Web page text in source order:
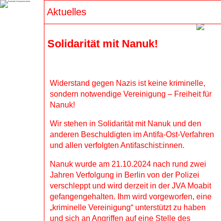
Aktuelles
Aufruf des Bund der Kommunist:innen (BdK),
Hände Weg vom Wedding (HwvW) und
revolutionären 1. Mai 2026 JUGEND
VERWEIGERT! Wir stehen Schulter an
Schulter mit der Jugend, die sich nicht zum
Morden ausbilden und nicht zum verrecken in
die Schützengräben der kommenden Kriege
schicken lässt. Jugend verweigert, deshalb am
1. Mai […]
Solidarität mit Nanuk!
Widerstand gegen Nazis ist keine kriminelle,
sondern notwendige Vereinigung – Freiheit für
Nanuk!
Wir stehen in Solidarität mit Nanuk und den
anderen Beschuldigten im Antifa-Ost-Verfahren
und allen verfolgten Antifaschist:innen.
Nanuk wurde am 21.10.2024 nach rund zwei
Jahren Verfolgung in Berlin von der Polizei
verschleppt und wird derzeit in der JVA Moabit
gefangengehalten. Ihm wird vorgeworfen, eine
„kriminelle Vereinigung“ unterstützt zu haben
und sich an Angriffen auf eine Stelle des